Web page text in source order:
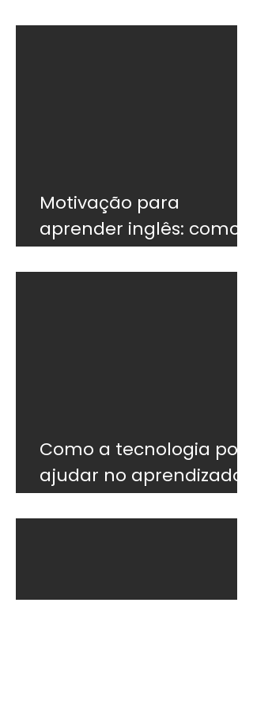
Motivação para
aprender inglês: como
não desistir
Como a tecnologia pode
ajudar no aprendizado
do inglês